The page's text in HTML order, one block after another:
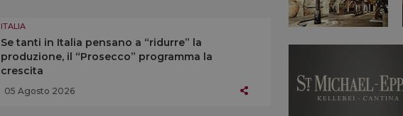
ITALIA
Se tanti in Italia pensano a “ridurre” la
produzione, il “Prosecco” programma la
crescita
05 Agosto 2026